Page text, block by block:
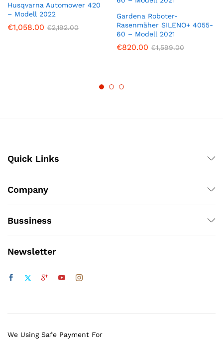
Husqvarna Automower 420
– Modell 2022
€1,058.00 €2,192.00
Gardena Roboter-
Rasenmäher SILENO+ 4055-
60 – Modell 2021
€820.00 €1,599.00
Quick Links
Company
Bussiness
Newsletter
We Using Safe Payment For